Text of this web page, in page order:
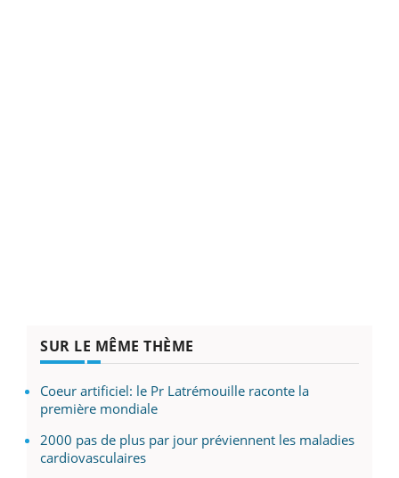
SUR LE MÊME THÈME
Coeur artificiel: le Pr Latrémouille raconte la
première mondiale
2000 pas de plus par jour préviennent les maladies
cardiovasculaires